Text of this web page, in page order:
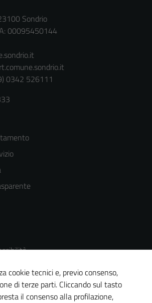
Sondrio
00095450144
0342 526111
Servizi
del sito
cookie tecnici e, previo consenso,
di terze parti. Cliccando sul tasto
il consenso alla profilazione,
Questi cookie
personali.